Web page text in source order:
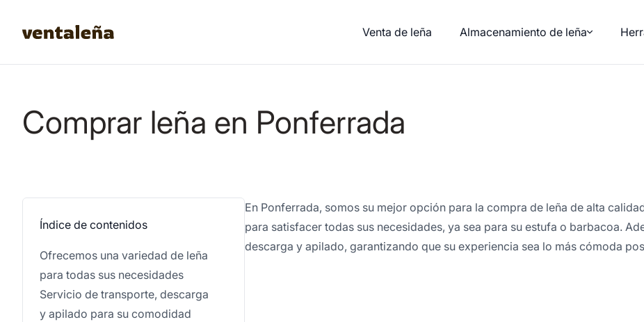
Venta de leña Almacenamiento de leña
Comprar leña en Ponferrada
Índice de contenidos
Ofrecemos una variedad de leña
para todas sus necesidades
Servicio de transporte, descarga
y apilado para su comodidad
En Ponferrada, somos su mejor opción para la compra de leña de alta
para satisfacer todas sus necesidades, ya sea para su estufa o barbacoa.
descarga y apilado, garantizando que su experiencia sea lo más cómoda